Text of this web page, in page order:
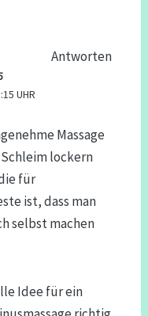
Antworten
UHR
Massage
lockern
für
ist, dass man
selbst machen
Idee für ein